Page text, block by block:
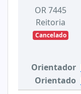
OR 7445
Reitoria
Cancelado
Orientador
Orientado